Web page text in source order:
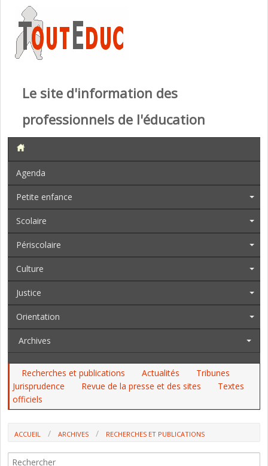
Le site d'information des
professionnels de l'éducation
Agenda
Petite enfance
Scolaire
Périscolaire
Culture
Justice
Orientation
Archives
Recherches et publications Actualités
Tribunes
Jurisprudence
Revue de la presse et des sites
Textes
officiels
ACCUEIL ARCHIVES
RECHERCHES ET PUBLICATIONS
NÉANMOINS ALARMANTS (ÉTUDE)